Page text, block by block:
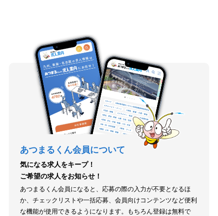
あつまるくん会員について
気になる求人をキープ！
ご希望の求人をお知らせ！
あつまるくん会員になると、応募の際の入力が不要となるほ
か、チェックリストや一括応募、会員向けコンテンツなど便利
な機能が使用できるようになります。もちろん登録は無料で